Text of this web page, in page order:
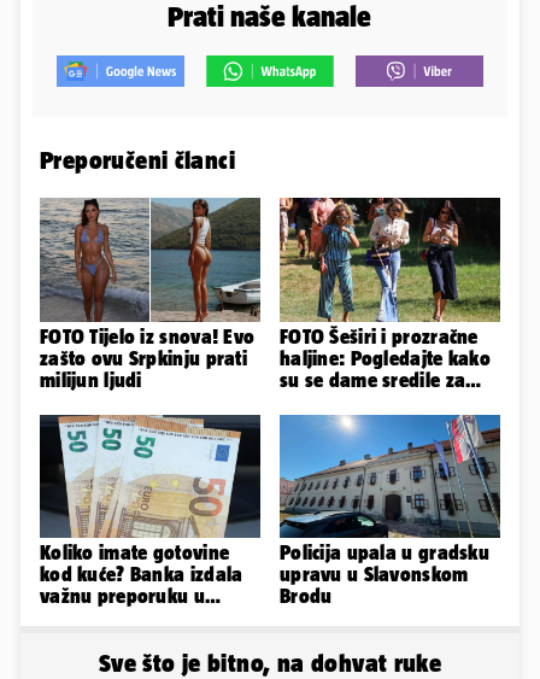
Prati naše kanale
Preporučeni članci
FOTO Tijelo iz snova! Evo
zašto ovu Srpkinju prati
milijun ljudi
FOTO Šeširi i prozračne
haljine: Pogledajte kako
su se dame sredile za
Koliko imate gotovine
kod kuće? Banka izdala
važnu preporuku u
Policija upala u gradsku
upravu u Slavonskom
Brodu
Sve što je bitno, na dohvat ruke